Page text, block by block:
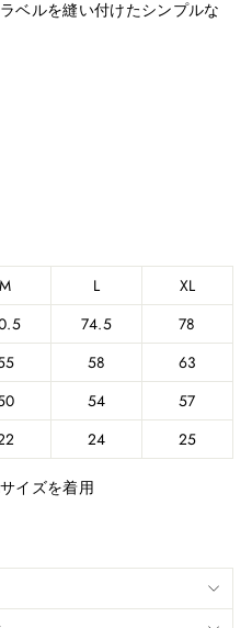
ベルを縫い付けたシンプルな
M L
XL
74.5
78
58
63
54
57
24 25
イズを着用